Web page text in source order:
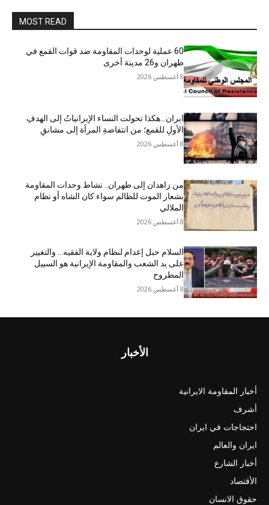
MOST READ
60 عملية لوحدات المقاومة ضد قوات القمع في
طهران و26 مدينة أخرى
8 أغسطس 2026
ایران…هکذا تحولت النساء الإيرانياتُ إلى الهدفِ
الأولِ للقمع؛ من انتفاضةِ المرأة إلى مشانقِ
8 أغسطس 2026
من زاهدان إلى طهران.. نشاط وحدات المقاومة
بشعار الموت للظالم سواء كان الشاه أو نظام
الملالي
8 أغسطس 2026
السلام حبل إعدام لنظام ولاية الفقيه… والتغيير
على يد الشعب والمقاومة الإيرانية هو السبيل
المطروح
8 أغسطس 2026
الأخبار
أخبار المقاومة الايرانية
أشرف
احتجاجات في ايران
ايران والعالم
أخبار الشارع
الأقتصاد
حقوق الانسان